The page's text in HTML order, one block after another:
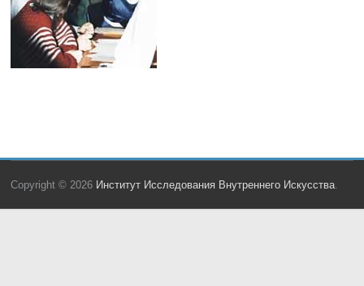
Copyright © 2026 Институт Исследования Внутреннего Искусства.